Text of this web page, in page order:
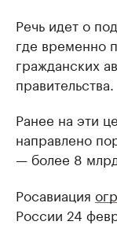
Речь идет о
где временно
гражданских
правительства.
Ранее на эти
направлено
— более 8
Росавиация
России 24